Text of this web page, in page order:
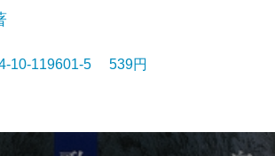
10-119601-5 539円